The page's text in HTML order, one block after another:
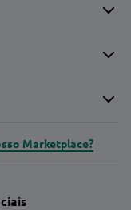
Marketplace?